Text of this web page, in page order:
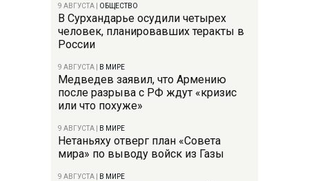
9 АВГУСТА ОБЩЕСТВО
В Сурхандарье осудили четырех
человек, планировавших теракты в
России
9 АВГУСТА В МИРЕ
Медведев заявил, что Армению
после разрыва с РФ ждут «кризис
или что похуже»
9 АВГУСТА В МИРЕ
Нетаньяху отверг план «Совета
мира» по выводу войск из Газы
9 АВГУСТА В МИРЕ